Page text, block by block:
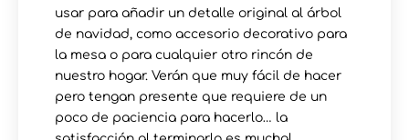
usar para añadir un detalle original al árbol
de navidad, como accesorio decorativo para
la mesa o para cualquier otro rincón de
nuestro hogar. Verán que muy fácil de hacer
pero tengan presente que requiere de un
poco de paciencia para hacerlo… la